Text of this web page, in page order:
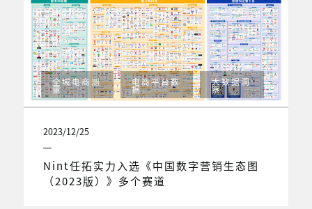
全域电商测
量
电商平台数
据
大数据洞
察
2023/12/25
Nint任拓实力入选《中国数字营销生态图
（2023版）》多个赛道